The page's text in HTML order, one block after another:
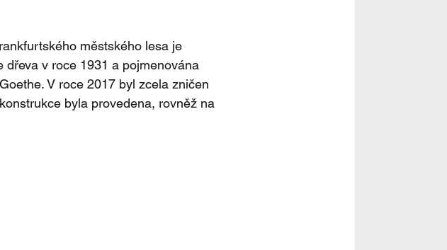
městského lesa je
dřeva v roce 1931 a pojmenována
V roce 2017 byl zcela zničen
byla provedena, rovněž na